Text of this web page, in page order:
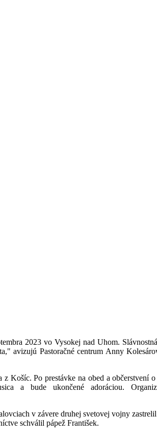
2023 vo Vysokej nad Uhom.
avizujú Pastoračné centrum Anny
Košíc. Po prestávke na obed a občerstvení
a bude ukončené adoráciou.
v závere druhej svetovej vojny
schválil pápež František.